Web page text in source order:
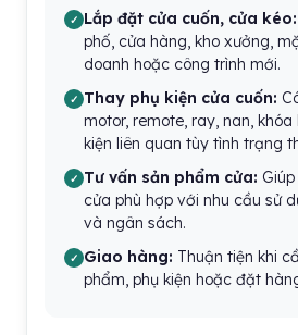
Lắp đặt cửa cuốn, cửa kéo:
phố, cửa hàng, kho xưởng,
doanh hoặc công trình mới.
Thay phụ kiện cửa cuốn:
motor, remote, ray, nan,
kiện liên quan tùy tình trạng
Tư vấn sản phẩm cửa:
cửa phù hợp với nhu cầu sử
và ngân sách.
Giao hàng: Thuận tiện khi
phẩm, phụ kiện hoặc đặt